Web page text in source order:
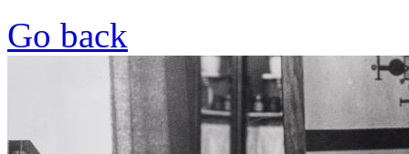
Go back